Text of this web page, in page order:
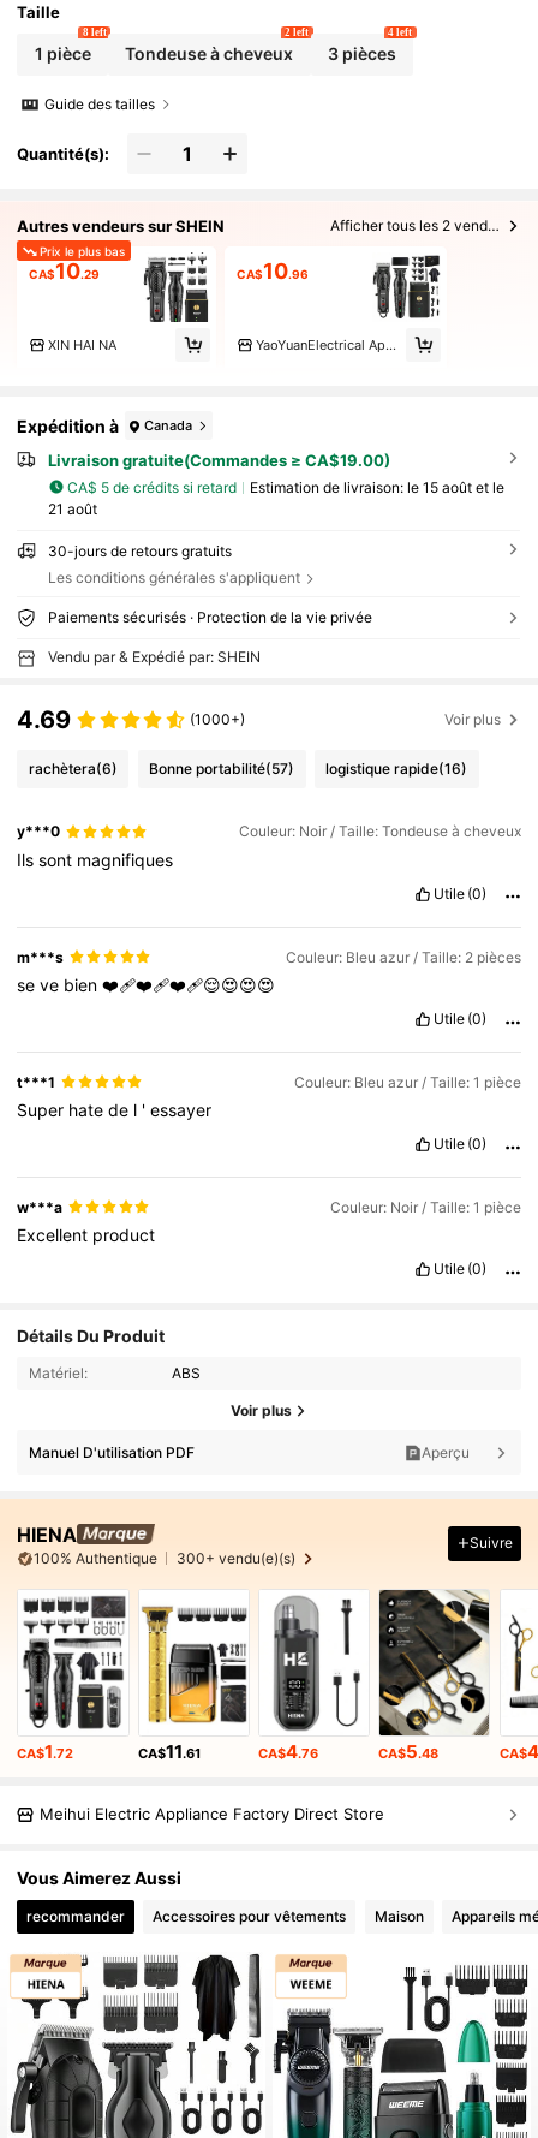
Taille
1 pièce
8 left
Tondeuse à cheveux
2 left
3 pièces
4 left
Guide des tailles
Quantité(s):
Autres vendeurs sur SHEIN Afficher tous les 2 vendeurs
Prix le plus bas
CA$10.29
XIN HAI NA
CA$10.96
YaoYuanElectrical Appliances
Expédition à Canada
Livraison gratuite(Commandes ≥ CA$19.00)
CA$ 5 de crédits si retard Estimation de livraison: le 15 août et le
21 août
30-jours de retours gratuits
Les conditions générales s'appliquent
Paiements sécurisés · Protection de la vie privée
Vendu par & Expédié par: SHEIN
4.69 (1000+) Voir plus
rachètera(6) Bonne portabilité(57) logistique rapide(16)
y***0 Couleur: Noir / Taille: Tondeuse à cheveux
Ilssont magnifiques
Utile (0)
m***s Couleur: Bleu azur / Taille: 2 pièces
seve bien❤️‍🩹❤️‍🩹❤️‍🩹😌😍😍😍
Utile (0)
t***1 Couleur: Bleu azur / Taille: 1 pièce
Super hatede l 'essayer
Utile (0)
w***a Couleur: Noir / Taille: 1 pièce
Excellent product
Utile (0)
Détails Du Produit
Matériel: ABS
Voir plus
Manuel D'utilisation PDF Aperçu
HIENA
100% Authentique 300+ vendu(e)(s)
Suivre
CA$1.72 CA$11.61 CA$4.76 CA$5.48 CA$4
Meihui Electric Appliance Factory Direct Store
Vous Aimerez Aussi
recommander Accessoires pour vêtements Maison Appareils